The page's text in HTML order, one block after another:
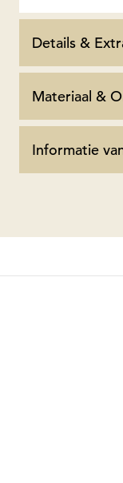
Details &
Materiaal &
Informatie